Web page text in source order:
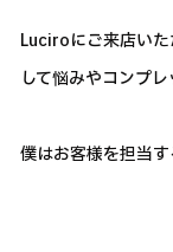
Luciroにご来店い
して悩みやコンプ
僕はお客様を担当す